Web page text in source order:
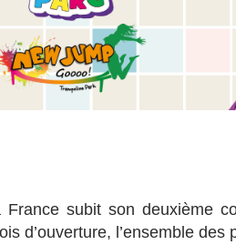
subit son deuxième
d’ouverture, l’ensemble